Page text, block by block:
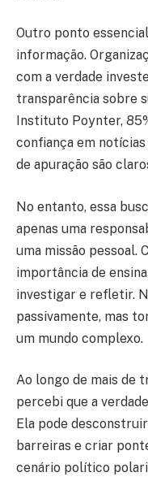
Outro ponto
informação.
com a verdade
transparência sobre
Instituto Poynter,
confiança em
de apuração são
No entanto, essa
apenas uma
uma missão pessoal.
importância de
investigar e refletir.
passivamente, mas
um mundo complexo.
Ao longo de mais de
percebi que a
Ela pode
barreiras e criar
cenário político